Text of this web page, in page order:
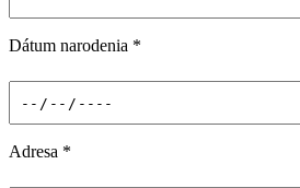
Dátum narodenia *
Adresa *